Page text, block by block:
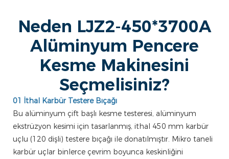
Neden LJZ2-450*3700A
Alüminyum Pencere
Kesme Makinesini
Seçmelisiniz?
01 İthal Karbür Testere Bıçağı
Bu alüminyum çift başlı kesme testeresi, alüminyum
ekstrüzyon kesimi için tasarlanmış, ithal 450 mm karbür
uçlu (120 dişli) testere bıçağı ile donatılmıştır. Mikro taneli
karbür uçlar binlerce çevrim boyunca keskinliğini